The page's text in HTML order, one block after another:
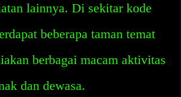
lainnya. Di sekitar kode
beberapa taman temat
berbagai macam aktivitas
dan dewasa.